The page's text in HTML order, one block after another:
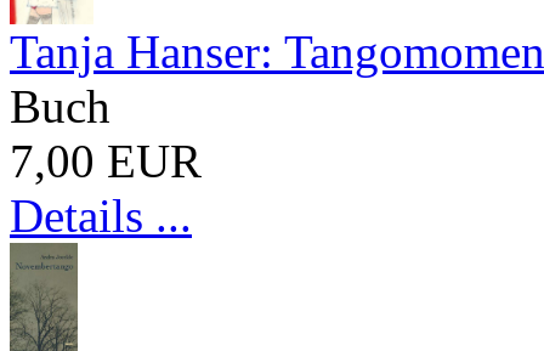
Tanja Hanser:
Buch
7,00 EUR
Details ...